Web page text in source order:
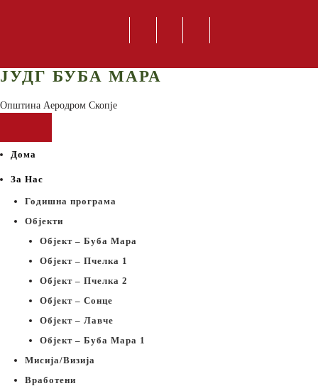
ЈУДГ БУБА МАРА
Општина Аеродром Скопје
Дома
За Нас
Годишна програма
Објекти
Објект – Буба Мара
Објект – Пчелка 1
Објект – Пчелка 2
Објект – Сонце
Објект – Лавче
Објект – Буба Мара 1
Мисија/Визија
Вработени